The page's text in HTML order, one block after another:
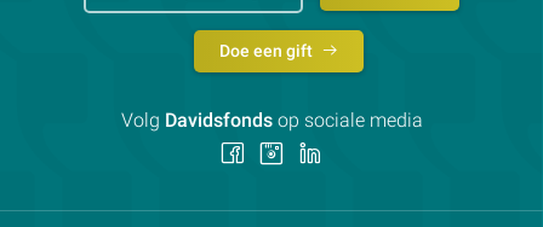
Doe een gift
Volg Davidsfondsop sociale media
Volg Volg